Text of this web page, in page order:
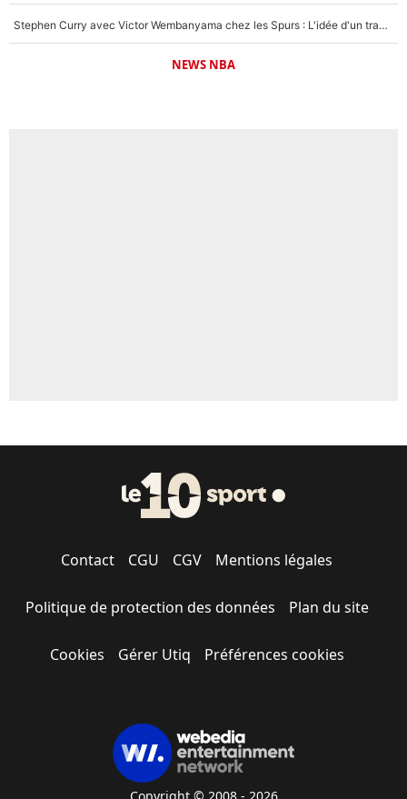
Stephen Curry avec Victor Wembanyama chez les Spurs : L'idée d'un trade historique est lancée en NBA !
NEWS NBA
Contact CGU CGV Mentions légales
Politique de protection des données Plan du site
Cookies Gérer Utiq Préférences cookies